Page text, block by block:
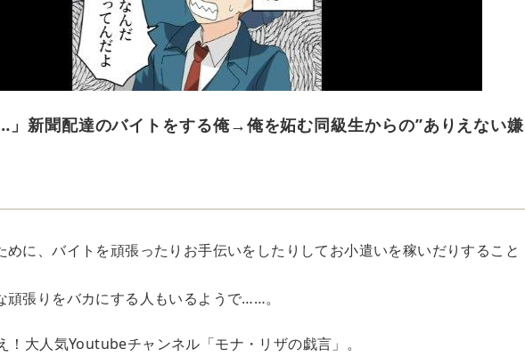
」新聞配達のバイトをする俺→俺を妬む同級生からの”ありえない嫌
めに、バイトを頑張ったりお手伝いをしたりしてお小遣いを稼いだりすること
頑張りをバカにする人もいるようで……。
！大人気Youtubeチャンネル「モナ・リザの戯言」。